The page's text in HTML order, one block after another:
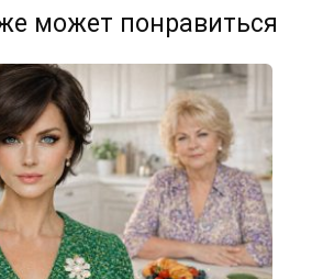
может понравиться